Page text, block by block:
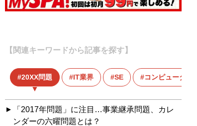
【関連キーワードから記事を探す】
20XX問題 IT業界 SE コンピュータ
「2017年問題」に注目…事業継承問題、カレ
ンダーの六曜問題とは？